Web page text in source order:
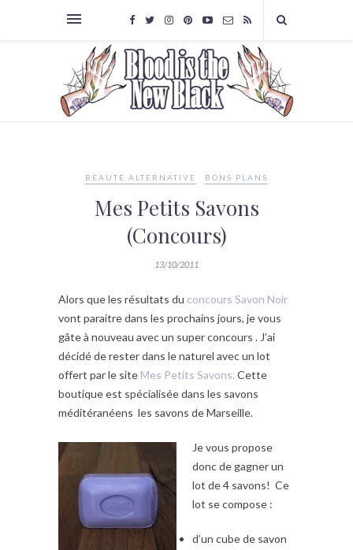
BEAUTÉ ALTERNATIVE BONS PLANS
Mes Petits Savons
(Concours)
13/10/2011
Alors que les résultats du concours Savon Noir
vont paraitre dans les prochains jours, je vous
gâte à nouveau avec un super concours . J’ai
décidé de rester dans le naturel avec un lot
offert par le site Mes Petits Savons. Cette
boutique est spécialisée dans les savons
méditéranéens les savons de Marseille.
Je vous propose
donc de gagner un
lot de 4 savons! Ce
lot se compose :
d’un cube de savon